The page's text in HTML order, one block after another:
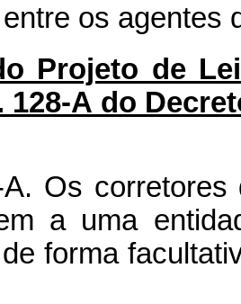
os agentes
Projeto de
128-A do
A. Os
a uma
forma